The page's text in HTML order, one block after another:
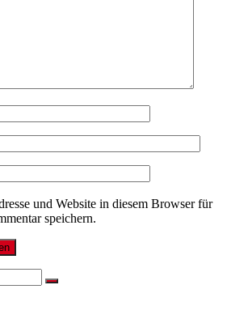
und Website in diesem Browser für
speichern.